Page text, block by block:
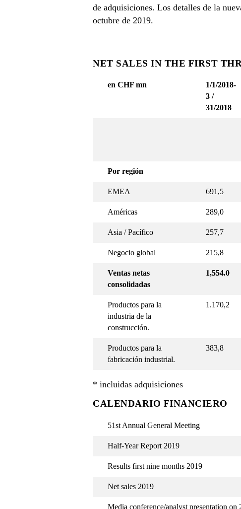
de adquisiciones. Los detalles de la
octubre de 2019.
NET SALES IN THE FIRST
en CHF mn
1/1/2018-
3 /
31/2018
Por región
EMEA 691,5
Américas 289,0
Asia / Pacífico 257,7
Negocio global 215,8
Ventas netas
consolidadas
1,554.0
Productos para la
industria de la
construcción.
1.170,2
Productos para la
fabricación industrial.
383,8
* incluidas adquisiciones
CALENDARIO FINANCIERO
51st Annual General Meeting
Half-Year Report 2019
Results first nine months 2019
Net sales 2019
Media conference/analyst presentation on